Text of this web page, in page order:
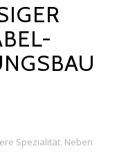
Spezialität. Neben